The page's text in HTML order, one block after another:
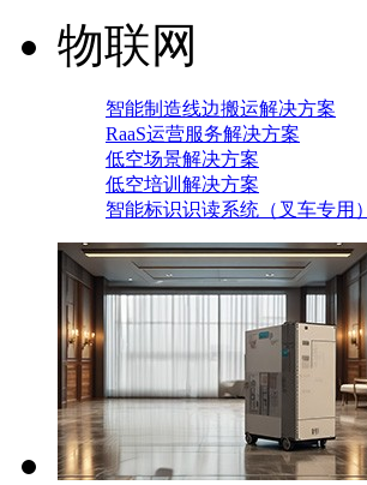
物联网
智能制造线边搬运解决方案
RaaS运营服务解决方案
低空场景解决方案
低空培训解决方案
智能标识识读系统（叉车专用）